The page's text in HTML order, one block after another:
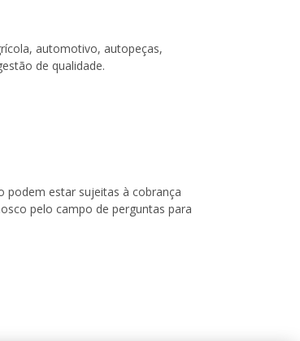
automotivo, autopeças,
de qualidade.
podem estar sujeitas à cobrança
pelo campo de perguntas para